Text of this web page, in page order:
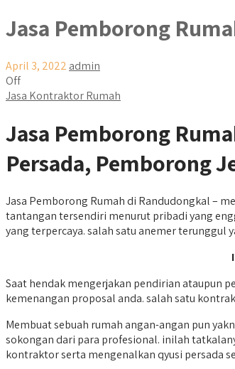
Jasa Pemborong
April 3, 2022 admin
Off
Jasa Kontraktor Rumah
Jasa Pemborong
Persada, Pemborong
Jasa Pemborong Rumah di Randudongkal –
tantangan tersendiri menurut pribadi yang
yang terpercaya. salah satu anemer terunggul
Saat hendak mengerjakan pendirian ataupun
kemenangan proposal anda. salah satu
Membuat sebuah rumah angan-angan pun
sokongan dari para profesional. inilah
kontraktor serta mengenalkan qyusi persada